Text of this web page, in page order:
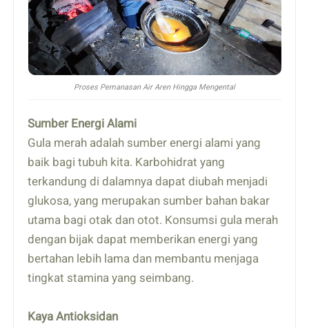
Proses Pemanasan Air Aren Hingga Mengental
Sumber Energi Alami
Gula merah adalah sumber energi alami yang
baik bagi tubuh kita. Karbohidrat yang
terkandung di dalamnya dapat diubah menjadi
glukosa, yang merupakan sumber bahan bakar
utama bagi otak dan otot. Konsumsi gula merah
dengan bijak dapat memberikan energi yang
bertahan lebih lama dan membantu menjaga
tingkat stamina yang seimbang.
Kaya Antioksidan